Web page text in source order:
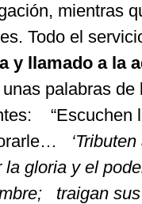
, mientras
. Todo el
y llamado a la
unas palabras de
: “Escuchen
… ‘Tributen
la gloria y el
; traigan sus